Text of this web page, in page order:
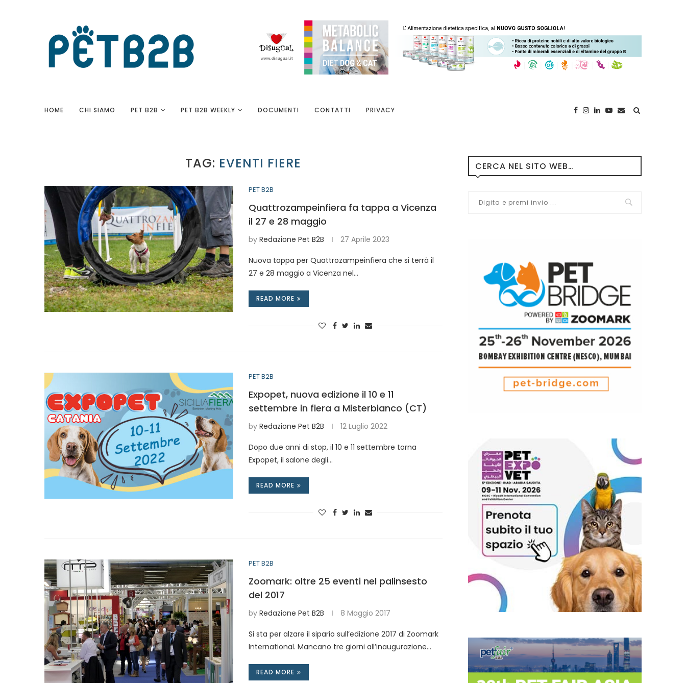
HOME CHI SIAMO PET B2B PET B2B WEEKLY DOCUMENTI CONTATTI PRIVACY
TAG: EVENTI FIERE
PET B2B
Quattrozampeinfiera fa tappa a Vicenza
il 27 e 28 maggio
by Redazione Pet B2B 27 Aprile 2023
Nuova tappa per Quattrozampeinfiera che si terrà il
27 e 28 maggio a Vicenza nel…
READ MORE
PET B2B
Expopet, nuova edizione il 10 e 11
settembre in fiera a Misterbianco (CT)
by Redazione Pet B2B 12 Luglio 2022
Dopo due anni di stop, il 10 e 11 settembre torna
Expopet, il salone degli…
READ MORE
PET B2B
Zoomark: oltre 25 eventi nel palinsesto
del 2017
by Redazione Pet B2B 8 Maggio 2017
Si sta per alzare il sipario sull’edizione 2017 di Zoomark
International. Mancano tre giorni all’inaugurazione…
READ MORE
CERCA NEL SITO WEB…